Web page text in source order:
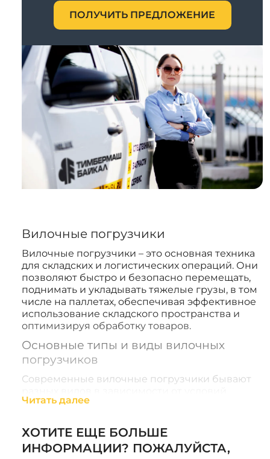
ПОЛУЧИТЬ ПРЕДЛОЖЕНИЕ
Вилочные погрузчики
Вилочные погрузчики – это основная техника
для складских и логистических операций. Они
позволяют быстро и безопасно перемещать,
поднимать и укладывать тяжелые грузы, в том
числе на паллетах, обеспечивая эффективное
использование складского пространства и
оптимизируя обработку товаров.
Основные типы и виды вилочных
погрузчиков
Современные вилочные погрузчики бывают
эксплуатации и типа двигателя:
техника, которая идеально подходит для
использования внутри помещений. Такие
Читать далее
ХОТИТЕ ЕЩЕ БОЛЬШЕ
ИНФОРМАЦИИ? ПОЖАЛУЙСТА,